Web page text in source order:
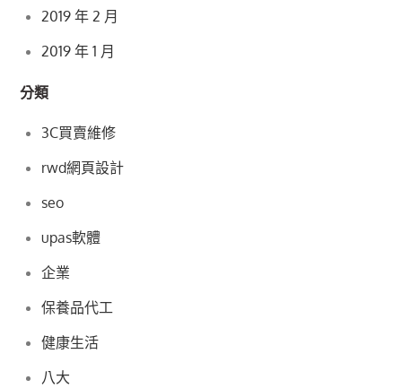
2019 年 2 月
2019 年 1 月
分類
3C買賣維修
rwd網頁設計
seo
upas軟體
企業
保養品代工
健康生活
八大